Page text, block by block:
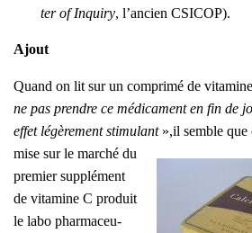
ter of Inqui­ry, l’an­cien CSICOP).
Ajout
Quand on lit sur un com­pri­mé de
ne pas prendre ce médi­ca­ment en fin de
effet légè­re­ment sti­mu­lant»,il semble que
mise sur le mar­ché du
pre­mier sup­plé­ment
de vita­mine C pro­duit
le labo phar­ma­ceu­